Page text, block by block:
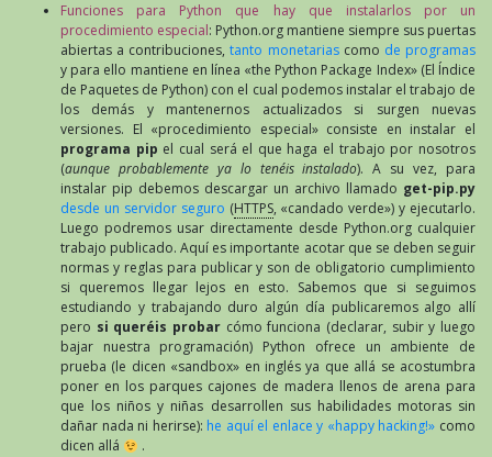
Funciones para Python que hay que instalarlos por un
procedimiento especial: Python.org mantiene siempre sus puertas
abiertas a contribuciones,tanto monetariascomo de programas
y para ello mantiene en línea «the Python Package Index» (El Índice
de Paquetes de Python) con el cual podemos instalar el trabajo de
los demás y mantenernos actualizados si surgen nuevas
versiones. El «procedimiento especial» consiste en instalar el
programa pip el cual será el que haga el trabajo por nosotros
(aunque probablemente ya lo tenéis instalado). A su vez, para
instalar pip debemos descargar un archivo llamado get-pip.py
desde un servidor seguro (HTTPS, «candado verde») y ejecutarlo.
Luego podremos usar directamente desde Python.org cualquier
trabajo publicado. Aquí es importante acotar que se deben seguir
normas y reglas para publicar y son de obligatorio cumplimiento
si queremos llegar lejos en esto. Sabemos que si seguimos
estudiando y trabajando duro algún día publicaremos algo allí
pero si queréis probar cómo funciona (declarar, subir y luego
bajar nuestra programación) Python ofrece un ambiente de
prueba (le dicen «sandbox» en inglés ya que allá se acostumbra
poner en los parques cajones de madera llenos de arena para
que los niños y niñas desarrollen sus habilidades motoras sin
dañar nada ni herirse): he aquí el enlace y «happy hacking!» como
dicen allá
.